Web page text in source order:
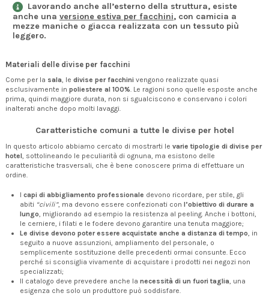
Lavorando anche all’esterno della struttura, esiste
anche una versione estiva per facchini, con camicia a
mezze maniche o giacca realizzata con un tessuto più
leggero.
Materiali delle divise per facchini
Come per la sala, le divise per facchini vengono realizzate quasi
esclusivamente in poliestere al 100%. Le ragioni sono quelle esposte anche
prima, quindi maggiore durata, non si sgualciscono e conservano i colori
inalterati anche dopo molti lavaggi.
Caratteristiche comuni a tutte le divise per hotel
In questo articolo abbiamo cercato di mostrarti le varie tipologie di divise per
hotel, sottolineando le peculiarità di ognuna, ma esistono delle
caratteristiche trasversali, che è bene conoscere prima di effettuare un
ordine.
I capi di abbigliamento professionale devono ricordare, per stile, gli
abiti “civili”, ma devono essere confezionati con l’obiettivo di durare a
lungo , migliorando ad esempio la resistenza al peeling. Anche i bottoni,
le cerniere, i filati e le fodere devono garantire una tenuta maggiore;
Le divise devono poter essere acquistate anche a distanza di tempo , in
seguito a nuove assunzioni, ampliamento del personale, o
semplicemente sostituzione delle precedenti ormai consunte. Ecco
perché si sconsiglia vivamente di acquistare i prodotti nei negozi non
specializzati;
Il catalogo deve prevedere anche la necessità di un fuori taglia , una
esigenza che solo un produttore può soddisfare.